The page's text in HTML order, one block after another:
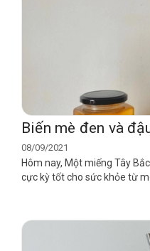
Biến mè đen và
08/09/2021
Hôm nay, Một miếng Tây
cực kỳ tốt cho sức khỏe từ